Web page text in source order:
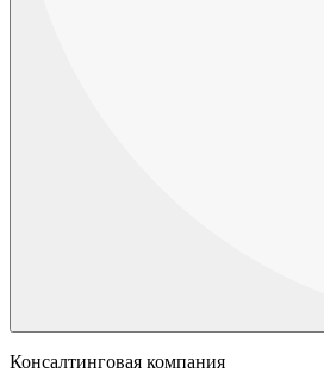
Консалтинговая компания